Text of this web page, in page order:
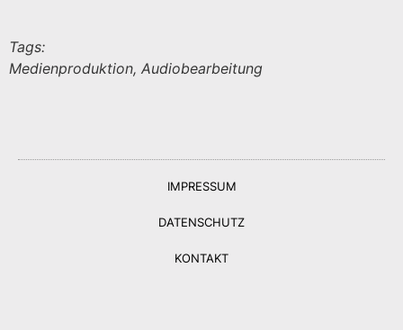
Tags:
Medienproduktion, Audiobearbeitung
IMPRESSUM
DATENSCHUTZ
KONTAKT